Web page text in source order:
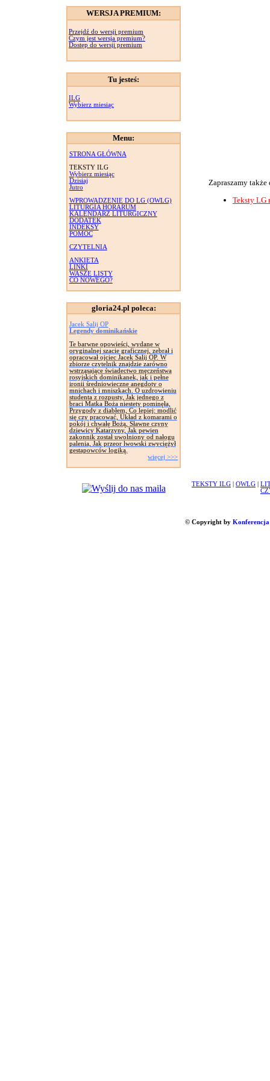
WERSJA PREMIUM:
Przejdź do wersji premium
Czym jest wersja premium?
Dostęp do wersji premium
Tu jesteś:
ILG
Wybierz miesiąc
Menu:
STRONA GŁÓWNA
TEKSTY ILG
Wybierz miesiąc
Dzisiaj
Jutro
WPROWADZENIE DO LG (OWLG)
LITURGIA HORARUM
KALENDARZ LITURGICZNY
DODATEK
INDEKSY
POMOC
CZYTELNIA
ANKIETA
LINKI
WASZE LISTY
CO NOWEGO?
gloria24.pl poleca:
Jacek Salij OP
Legendy dominikańskie
Te barwne opowieści, wydane w
oryginalnej szacie graficznej, zebrał i
opracował ojciec Jacek Salij OP. W
zbiorze czytelnik znajdzie zarówno
wstrząsające świadectwo męczeństwa
rosyjskich dominikanek, jak i pełne
ironii średniowieczne anegdoty o
mnichach i mniszkach. O uzdrowieniu
studenta z rozpusty, Jak jednego z
braci Matka Boża niestety pominęła,
Przygody z diabłem, Co lepiej: modlić
się czy pracować, Układ z komarami o
pokój i chwałę Bożą, Sławne czyny
dziewicy Katarzyny, Jak pewien
zakonnik został uwolniony od nałogu
palenia, Jak przeor lwowski zwyciężył
gestapowców logiką.
więcej >>>
Zapraszamy
Teksty LG
TEKSTY ILG OWLG
© Copyright by Konferencja